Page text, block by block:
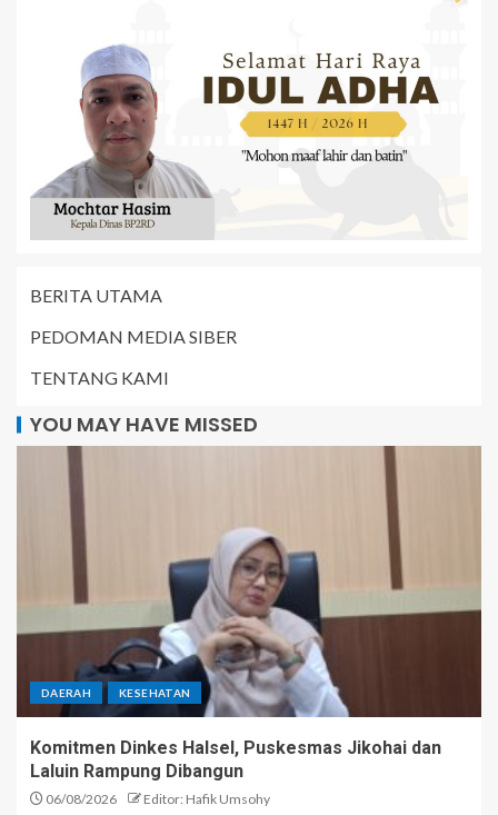
BERITA UTAMA
PEDOMAN MEDIA SIBER
TENTANG KAMI
YOU MAY HAVE MISSED
DAERAH KESEHATAN
Komitmen Dinkes Halsel, Puskesmas Jikohai dan
Laluin Rampung Dibangun
06/08/2026 Editor: Hafik Umsohy